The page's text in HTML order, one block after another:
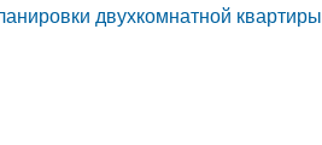
двухкомнатной квартиры